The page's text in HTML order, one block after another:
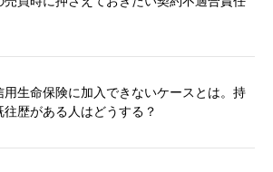
用生命保険に加入できないケースとは。持
往歴がある人はどうする？